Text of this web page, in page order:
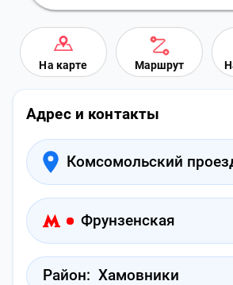
На карте Маршрут
Адрес и контакты
Комсомольский
Фрунзенская
Район: Хамовники